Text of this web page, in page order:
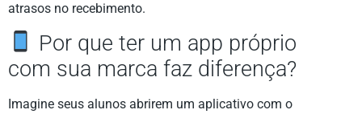
atrasos no recebimento.
Por que ter um app próprio
com sua marca faz diferença?
Imagine seus alunos abrirem um aplicativo com o